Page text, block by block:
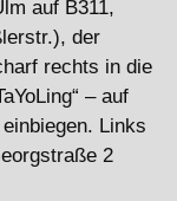
auf B311,
der
rechts in die
– auf
Links
2